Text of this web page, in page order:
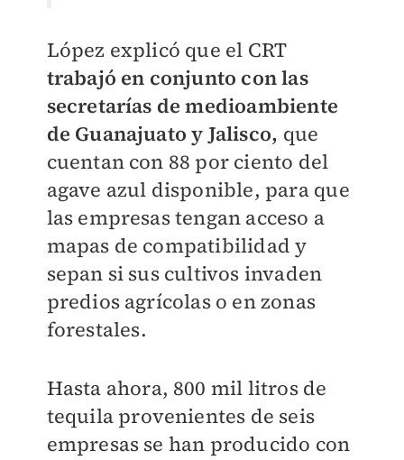
López explicó que el CRT
trabajó en conjunto con las
secretarías de medioambiente
de Guanajuato y Jalisco, que
cuentan con 88 por ciento del
agave azul disponible, para que
las empresas tengan acceso a
mapas de compatibilidad y
sepan si sus cultivos invaden
predios agrícolas o en zonas
forestales.
Hasta ahora, 800 mil litros de
tequila provenientes de seis
empresas se han producido con